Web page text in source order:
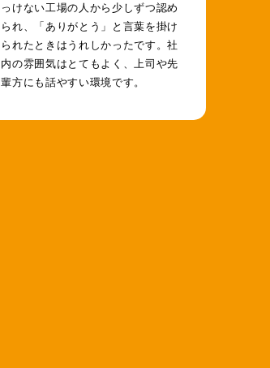
っけない工場の人から少しずつ認め
られ、「ありがとう」と言葉を掛け
られたときはうれしかったです。社
内の雰囲気はとてもよく、上司や先
輩方にも話やすい環境です。